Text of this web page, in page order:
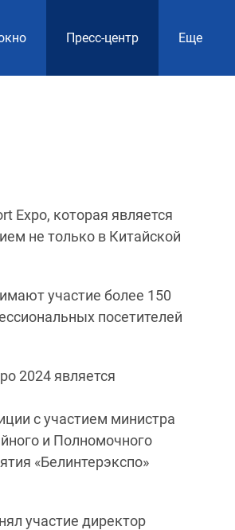
Пресс-центр Еще
Expo, которая является
не только в Китайской
участие более 150
посетителей
2024 является
с участием министра
и Полномочного
«Белинтерэкспо»
участие директор